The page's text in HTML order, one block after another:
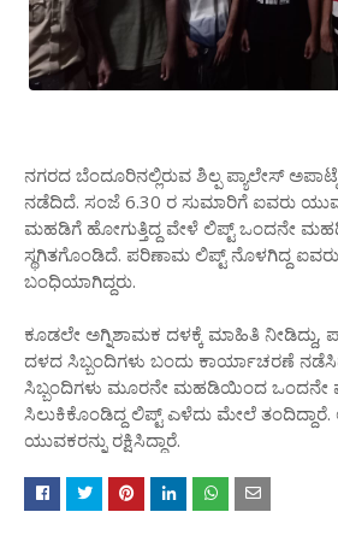
ನಗರದ ಬೆಂದೂರಿನಲ್ಲಿರುವ ಶಿಲ್ಪ ಪ್ಯಾಲೇಸ್
ನಡೆದಿದೆ. ಸಂಜೆ 6.30 ರ ಸುಮಾರಿಗೆ ಐವರು
ಮಹಡಿಗೆ ಹೋಗುತ್ತಿದ್ದ ವೇಳೆ ಲಿಪ್ಟ್ ಒಂದನೇ
ಸ್ಥಗಿತಗೊಂಡಿದೆ. ಪರಿಣಾಮ ಲಿಪ್ಟ್ ನೊಳಗಿದ್ದ
ಬಂಧಿಯಾಗಿದ್ದರು.
ಕೂಡಲೇ ಅಗ್ನಿಶಾಮಕ ದಳಕ್ಕೆ ಮಾಹಿತಿ ನೀಡಿದ್ದು,
ದಳದ ಸಿಬ್ಬಂದಿಗಳು ಬಂದು ಕಾರ್ಯಾಚರಣೆ
ಸಿಬ್ಬಂದಿಗಳು ಮೂರನೇ ಮಹಡಿಯಿಂದ
ಸಿಲುಕಿಕೊಂಡಿದ್ದ ಲಿಪ್ಟ್ ಎಳೆದು ಮೇಲೆ
ಯುವಕರನ್ನು ರಕ್ಷಿಸಿದ್ದಾರೆ.